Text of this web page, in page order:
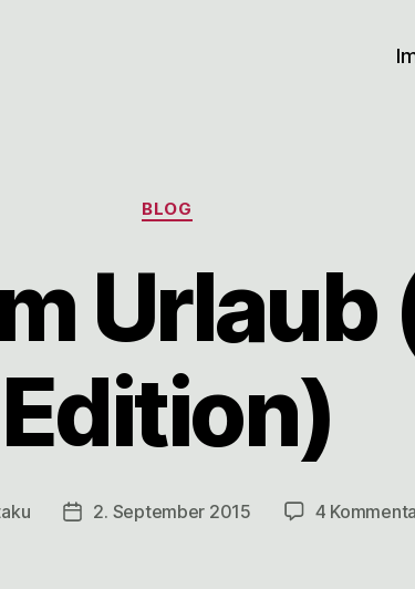
Kategorien
BLOG
Urlaub
Edition)
Veröffentlichungsdatum
2. September 2015 4